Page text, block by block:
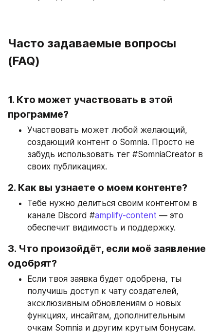
Часто задаваемые вопросы
(FAQ)
1. Кто может участвовать в этой
программе?
Участвовать может любой желающий,
создающий контент о Somnia. Просто не
забудь использовать тег #SomniaCreator в
своих публикациях.
2. Как вы узнаете о моем контенте?
Тебе нужно делиться своим контентом в
канале Discord #amplify-content — это
обеспечит видимость и поддержку.
3. Что произойдёт, если моё заявление
одобрят?
Если твоя заявка будет одобрена, ты
получишь доступ к чату создателей,
эксклюзивным обновлениям о новых
функциях, инсайтам, дополнительным
очкам Somnia и другим крутым бонусам.